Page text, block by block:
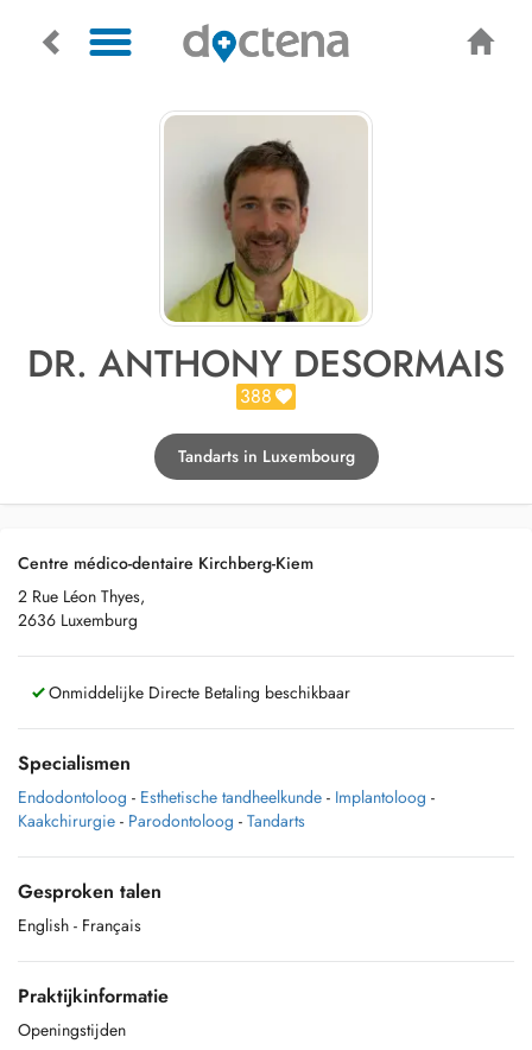
DR. ANTHONY DESORMAIS
388
Tandarts in Luxembourg
Centre médico-dentaire Kirchberg-Kiem
2 Rue Léon Thyes,
2636 Luxemburg
Onmiddelijke Directe Betaling beschikbaar
Specialismen
Endodontoloog - Esthetische tandheelkunde - Implantoloog -
Kaakchirurgie - Parodontoloog - Tandarts
Gesproken talen
English - Français
Praktijkinformatie
Openingstijden